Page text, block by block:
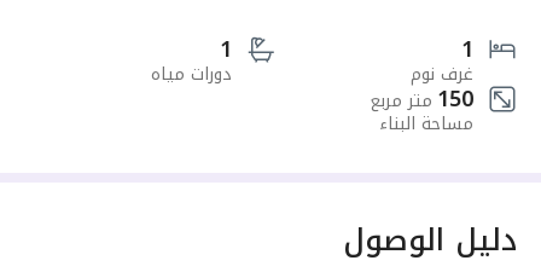
1
غرف نوم
1
دورات مياه
150 متر مربع
مساحة البناء
دليل الوصول